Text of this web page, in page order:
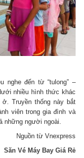
nghe đến từ “tulong” –
nhiều hình thức khác
Truyền thống này bắt
viên trong gia đình và
những người ngoài.
Nguồn từ Vnexpress
Săn Vé Máy Bay Giá Rẻ